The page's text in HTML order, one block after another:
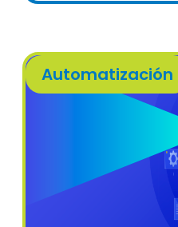
Automatización